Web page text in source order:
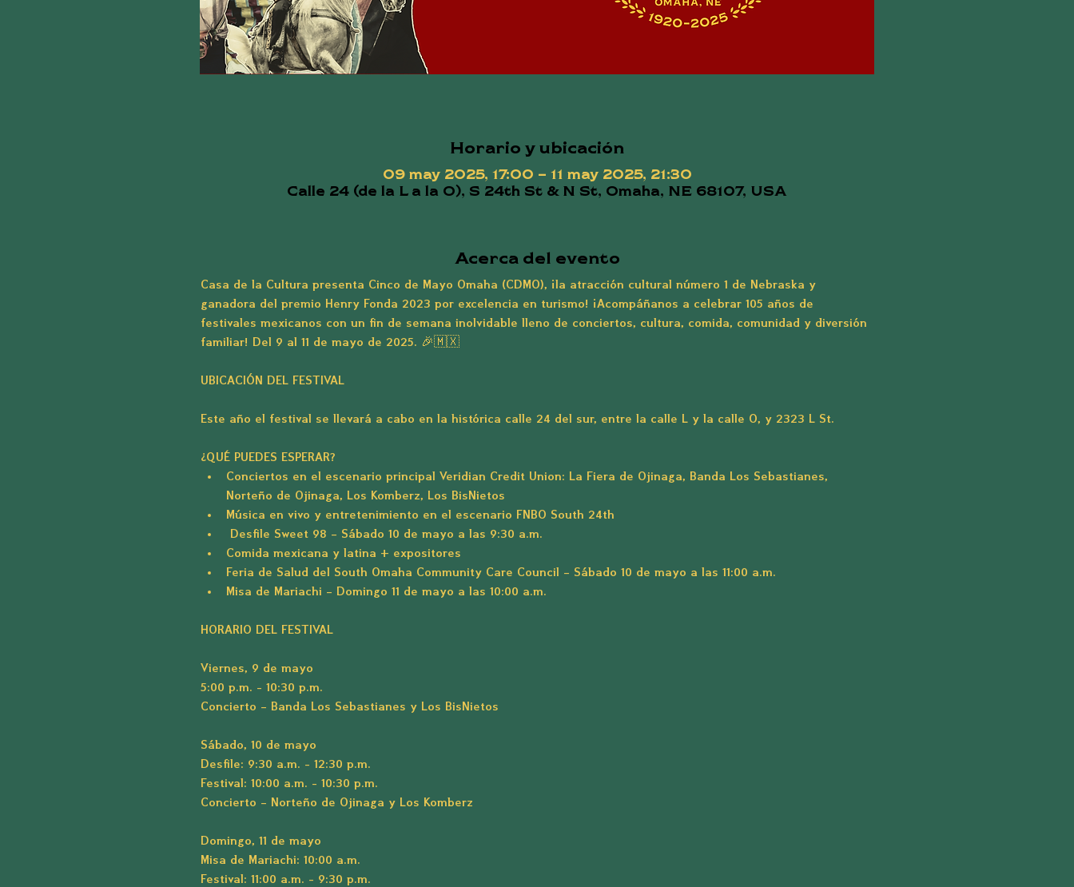
Horario y ubicación
09 may 2025, 17:00 – 11 may 2025, 21:30
Calle 24 (de la L a la O), S 24th St & N St, Omaha, NE 68107, USA
Acerca del evento
Casa de la Cultura presenta Cinco de Mayo Omaha (CDMO), ¡la atracción cultural número 1 de Nebraska y
ganadora del premio Henry Fonda 2023 por excelencia en turismo! ¡Acompáñanos a celebrar 105 años de
festivales mexicanos con un fin de semana inolvidable lleno de conciertos, cultura, comida, comunidad y diversión
familiar! Del 9 al 11 de mayo de 2025. 🎉🇲🇽
UBICACIÓN DEL FESTIVAL
Este año el festival se llevará a cabo en la histórica calle 24 del sur, entre la calle L y la calle O, y 2323 L St.
¿QUÉ PUEDES ESPERAR?
Conciertos en el escenario principal Veridian Credit Union: La Fiera de Ojinaga, Banda Los Sebastianes,
Norteño de Ojinaga, Los Komberz, Los BisNietos
Música en vivo y entretenimiento en el escenario FNBO South 24th
Desfile Sweet 98 – Sábado 10 de mayo a las 9:30 a.m.
Comida mexicana y latina + expositores
Feria de Salud del South Omaha Community Care Council – Sábado 10 de mayo a las 11:00 a.m.
Misa de Mariachi – Domingo 11 de mayo a las 10:00 a.m.
HORARIO DEL FESTIVAL
Viernes, 9 de mayo
5:00 p.m. - 10:30 p.m.
Concierto – Banda Los Sebastianes y Los BisNietos
Sábado, 10 de mayo
Desfile: 9:30 a.m. - 12:30 p.m.
Festival: 10:00 a.m. - 10:30 p.m.
Concierto – Norteño de Ojinaga y Los Komberz
Domingo, 11 de mayo
Misa de Mariachi: 10:00 a.m.
Festival: 11:00 a.m. - 9:30 p.m.